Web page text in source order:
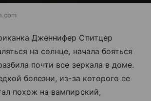
Дженнифер Спитцер
на солнце, начала бояться
почти все зеркала в доме.
болезни, из-за которого ее
похож на вампирский,